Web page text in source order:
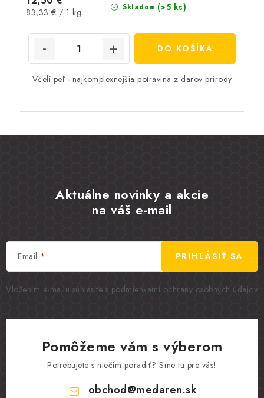
Skladom (>5 ks)
Jednotková
83,33 € / 1 kg
DO KOŠÍKA
Včelí peľ - najkomplexnejšia potravina z darov prírody
Aktuálne novinky a akcie
na váš e-mail
Email
Vložením e-mailu súhlasíte s podmienkami ochrany osobných údajov
PRIHLÁSIŤ SA
Pomôžeme vám s výberom
Potrebujete s niečím poradiť? Sme tu pre vás!
obchod@medaren.sk